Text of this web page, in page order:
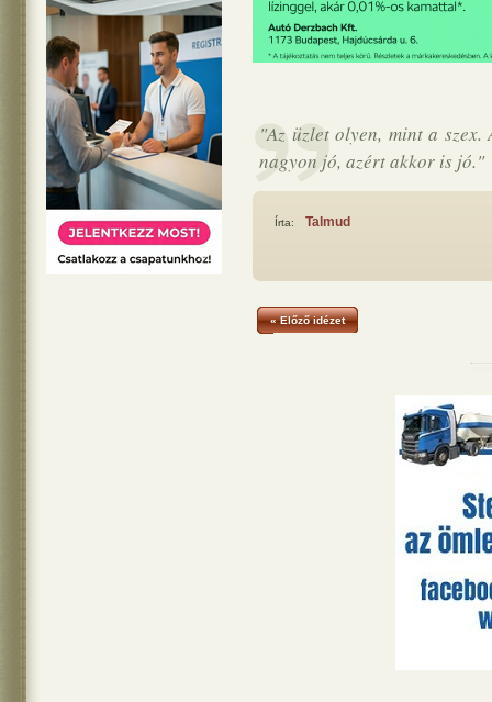
"Az üzlet olyen, mint a
nagyon jó, azért akkor is jó."
Írta: Talmud
« Előző idézet